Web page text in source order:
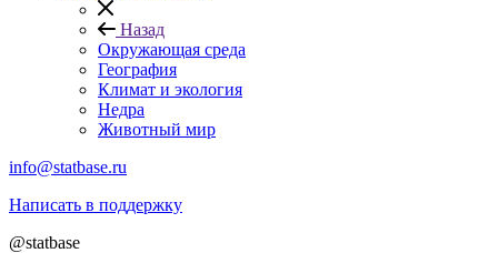
Назад
Окружающая среда
География
Климат и экология
Недра
Животный мир
info@statbase.ru
Написать в поддержку
@statbase